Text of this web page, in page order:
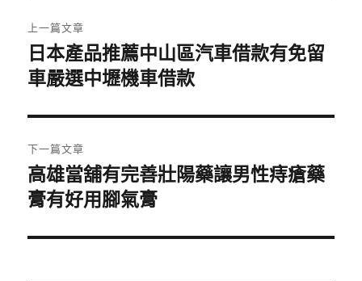
章
導
覽
上一篇文章
上
一
文
章:
日本產品推薦中山區汽車借款有免留
車嚴選中壢機車借款
下一篇文章
下
一
文
高雄當舖有完善壯陽藥讓男性痔瘡藥
膏有好用腳氣膏